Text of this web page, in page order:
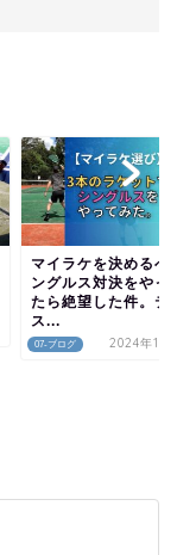
07-ブログ
マイラケを決めるべ
ングルス対決をやっ
たら絶望した件。テ
ス...
2024年10